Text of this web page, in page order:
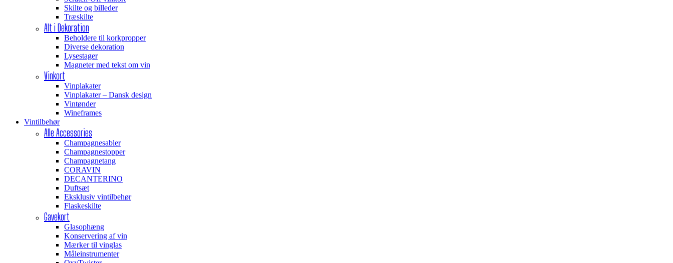
Skilte og billeder
Træskilte
Alt i Dekoration
Beholdere til korkpropper
Diverse dekoration
Lysestager
Magneter med tekst om vin
Vinkort
Vinplakater
Vinplakater – Dansk design
Vintønder
Wineframes
Vintilbehør
Alle Accessories
Champagnesabler
Champagnestopper
Champagnetang
CORAVIN
DECANTERINO
Duftsæt
Eksklusiv vintilbehør
Flaskeskilte
Gavekort
Glasophæng
Konservering af vin
Mærker til vinglas
Måleinstrumenter